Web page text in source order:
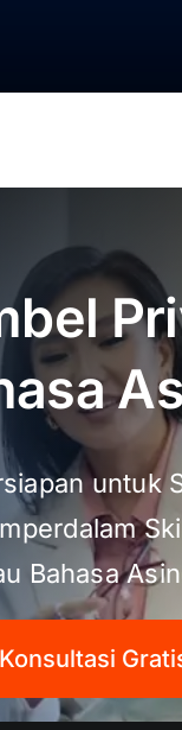
untuk
Bahasa
Konsultasi